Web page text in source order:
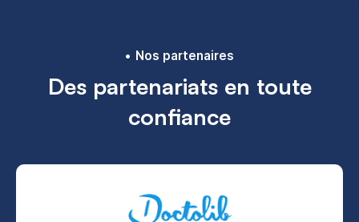
Nos partenaires
Des partenariats en toute
confiance